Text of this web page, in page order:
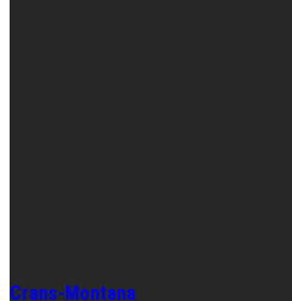
Crans-Montana